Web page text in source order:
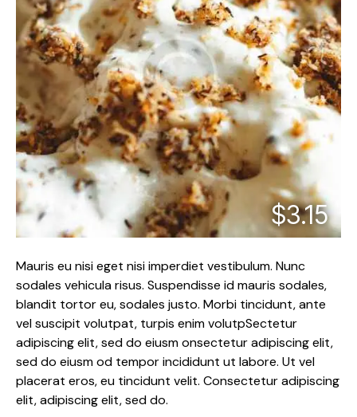
$3.15
Mauris eu nisi eget nisi imperdiet vestibulum. Nunc
sodales vehicula risus. Suspendisse id mauris sodales,
blandit tortor eu, sodales justo. Morbi tincidunt, ante
vel suscipit volutpat, turpis enim volutpSectetur
adipiscing elit, sed do eiusm onsectetur adipiscing elit,
sed do eiusm od tempor incididunt ut labore. Ut vel
placerat eros, eu tincidunt velit. Consectetur adipiscing
elit, adipiscing elit, sed do.